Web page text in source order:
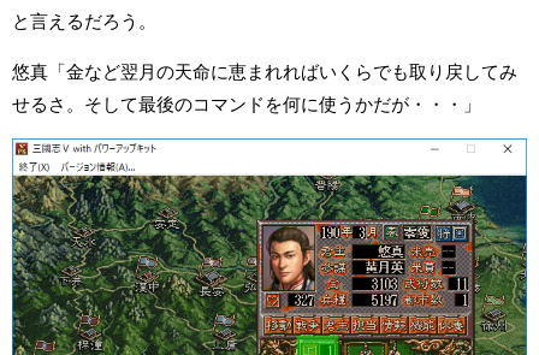
と言えるだろう。
悠真「金など翌月の天命に恵まれればいくらでも取り戻してみ
せるさ。そして最後のコマンドを何に使うかだが・・・」